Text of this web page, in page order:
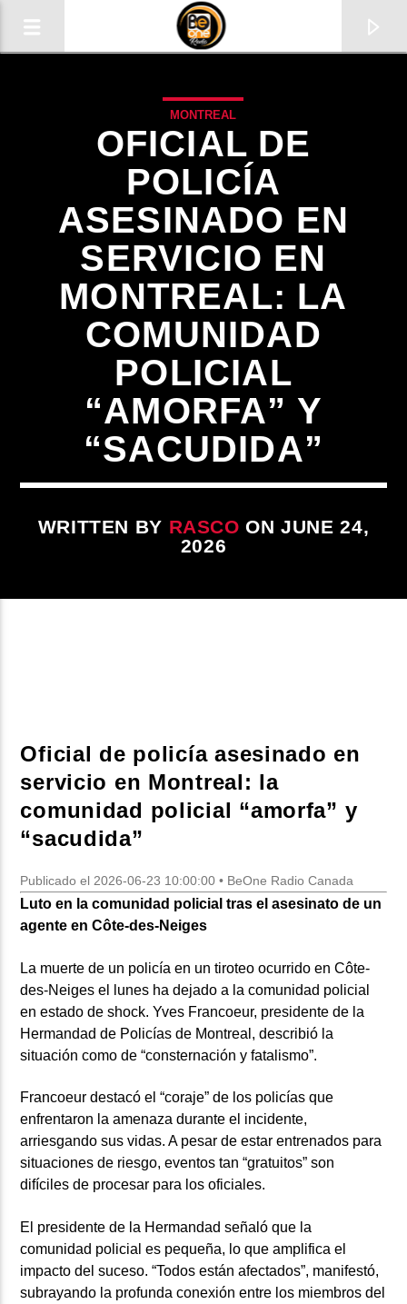
CURRENT TRACK
CURRENT SHOW
9:00 PM 12:00 AM
MONTREAL
OFICIAL DE
POLICÍA
ASESINADO EN
SERVICIO EN
MONTREAL: LA
COMUNIDAD
POLICIAL
“AMORFA” Y
“SACUDIDA”
WRITTEN BY RASCO ON JUNE 24,
2026
Oficial de policía asesinado en
servicio en Montreal: la
comunidad policial “amorfa” y
“sacudida”
Publicado el 2026-06-23 10:00:00 • BeOne Radio Canada
Luto en la comunidad policial tras el asesinato de un
agente en Côte-des-Neiges
La muerte de un policía en un tiroteo ocurrido en Côte-
des-Neiges el lunes ha dejado a la comunidad policial
en estado de shock. Yves Francoeur, presidente de la
Hermandad de Policías de Montreal, describió la
situación como de “consternación y fatalismo”.
Francoeur destacó el “coraje” de los policías que
enfrentaron la amenaza durante el incidente,
arriesgando sus vidas. A pesar de estar entrenados para
situaciones de riesgo, eventos tan “gratuitos” son
difíciles de procesar para los oficiales.
El presidente de la Hermandad señaló que la
comunidad policial es pequeña, lo que amplifica el
impacto del suceso. “Todos están afectados”, manifestó,
subrayando la profunda conexión entre los miembros del